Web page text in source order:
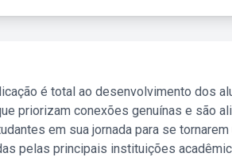
é total ao desenvolvimento dos
priorizam conexões genuínas e são
em sua jornada para se
pelas principais instituições